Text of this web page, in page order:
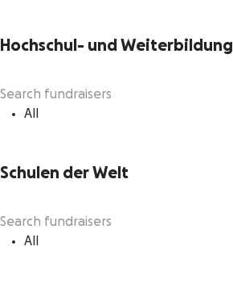
Hochschul- und Weiterbildung
All
Schulen der Welt
All